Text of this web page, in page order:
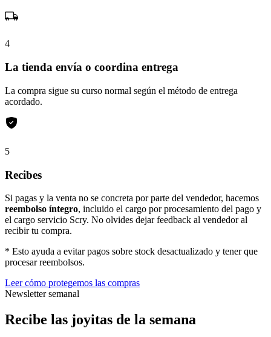
4
La tienda envía o coordina entrega
La compra sigue su curso normal según el método de entrega
acordado.
5
Recibes
Si pagas y la venta no se concreta por parte del vendedor, hacemos
reembolso íntegro, incluido el cargo por procesamiento del pago y
el cargo servicio Scry. No olvides dejar feedback al vendedor al
recibir tu compra.
* Esto ayuda a evitar pagos sobre stock desactualizado y tener que
procesar reembolsos.
Leer cómo protegemos las compras
Newsletter semanal
Recibe las joyitas de la semana